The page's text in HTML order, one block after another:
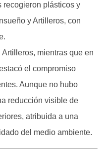
recogieron plásticos y
y Artilleros, con
mientras que en
el compromiso
Aunque no hubo
reducción visible de
atribuida a una
del medio ambiente.